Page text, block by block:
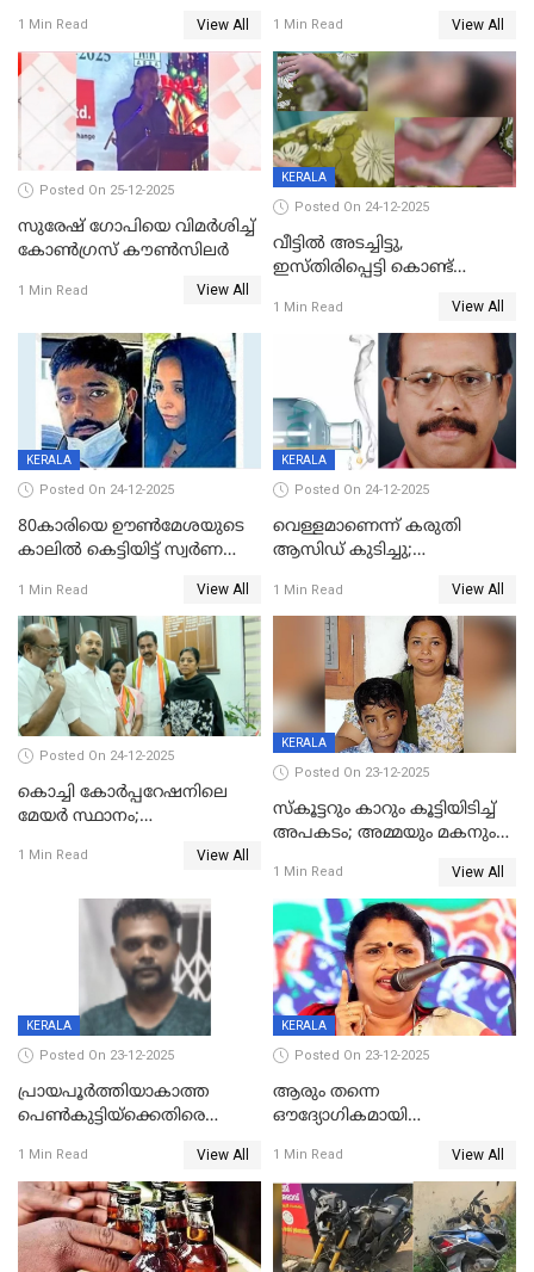
1 Min Read View All 1 Min Read View All
Posted On 25-12-2025
സുരേഷ് ഗോപിയെ വിമര്‍ശിച്ച്
കോണ്‍ഗ്രസ് കൗണ്‍സിലര്‍
1 Min Read View All
KERALA
Posted On 24-12-2025
വീട്ടിൽ അടച്ചിട്ടു,
ഇസ്തിരിപ്പെട്ടി കൊണ്ട്
ഗർഭിണിയായ യുവതിക്ക് ക്രൂര
1 Min Read View All
KERALA
Posted On 24-12-2025
80കാരിയെ ഊൺമേശയുടെ
കാലിൽ കെട്ടിയിട്ട് സ്വർണവും
കൊച്ചുമകനും സുഹൃത്തും
അറസ്റ്റിൽ
1 Min Read View All
KERALA
Posted On 24-12-2025
വെള്ളമാണെന്ന് കരുതി
ആസിഡ് കുടിച്ചു;
മരിച്ചു
1 Min Read View All
Posted On 24-12-2025
കൊച്ചി കോര്‍പ്പറേഷനിലെ
മേയര്‍ സ്ഥാനം;
രൂക്ഷം
1 Min Read View All
KERALA
Posted On 23-12-2025
സ്കൂട്ടറും കാറും കൂട്ടിയിടിച്ച്
അപകടം; അമ്മയും മകനും
ഗുരുതരാവസ്ഥയിൽ
1 Min Read View All
KERALA
Posted On 23-12-2025
പ്രായപൂർത്തിയാകാത്ത
പെൺകുട്ടിയ്ക്കെതിരെ
59 വർഷം തടവും 90,൦൦൦ രൂപ
പിഴയും ശിക്ഷ
1 Min Read View All
KERALA
Posted On 23-12-2025
ആരും തന്നെ
ഔദ്യോഗികമായി
കണ്ടെത്താൻ ഇന്ന് കോർ
കമ്മിറ്റി കൂടിയില്ല';
അതൃപ്തിയുമായി ദീപ്തി മേരി
വർഗീസ്
1 Min Read View All